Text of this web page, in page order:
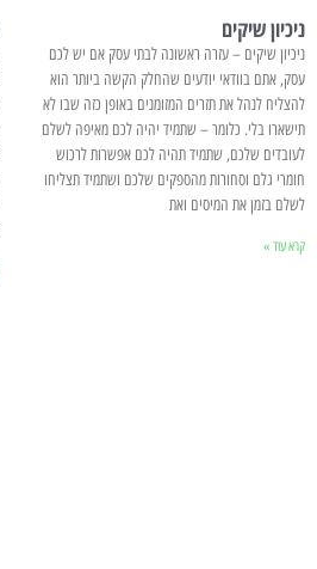
ניכיון שיקים
ניכיון שיקים – עזרה ראשונה לבתי עסק אם יש לכם
עסק, אתם בוודאי יודעים שהחלק הקשה ביותר הוא
להצליח לנהל את תזרים המזומנים באופן כזה שבו לא
תישארו בלי. כלומר – שתמיד יהיה לכם מאיפה לשלם
לעובדים שלכם, שתמיד תהיה לכם אפשרות לרכוש
חומרי גלם וסחורות מהספקים שלכם ושתמיד תצליחו
לשלם בזמן את המיסים ואת
קרא עוד »